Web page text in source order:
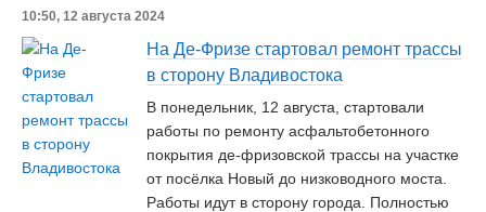
10:50, 12 августа 2024
На Де-Фризе стартовал ремонт трассы
в сторону Владивостока
В понедельник, 12 августа, стартовали
работы по ремонту асфальтобетонного
покрытия де-фризовской трассы на участке
от посёлка Новый до низководного моста.
Работы идут в сторону города. Полностью